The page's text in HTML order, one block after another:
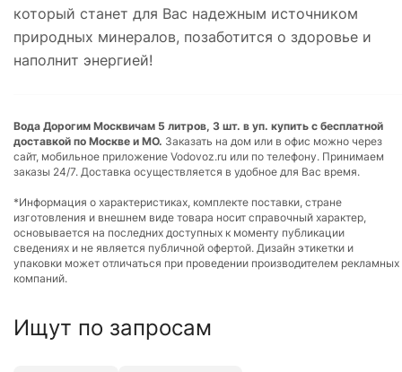
который станет для Вас надежным источником
природных минералов, позаботится о здоровье и
наполнит энергией!
Вода Дорогим Москвичам 5 литров, 3 шт. в уп. купить с бесплатной
доставкой по Москве и МО. Заказать на дом или в офис можно через
сайт, мобильное приложение Vodovoz.ru или по телефону. Принимаем
заказы 24/7. Доставка осуществляется в удобное для Вас время.
*Информация о характеристиках, комплекте поставки, стране
изготовления и внешнем виде товара носит справочный характер,
основывается на последних доступных к моменту публикации
сведениях и не является публичной офертой. Дизайн этикетки и
упаковки может отличаться при проведении производителем рекламных
компаний.
Ищут по запросам